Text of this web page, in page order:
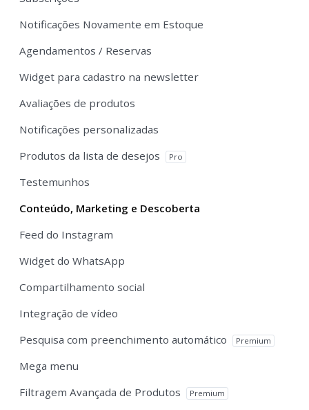
Notificações Novamente em Estoque
Agendamentos / Reservas
Widget para cadastro na newsletter
Avaliações de produtos
Notificações personalizadas
Produtos da lista de desejos
Pro
Testemunhos
Conteúdo, Marketing e Descoberta
Feed do Instagram
Widget do WhatsApp
Compartilhamento social
Integração de vídeo
Pesquisa com preenchimento automático
Premium
Mega menu
Filtragem Avançada de Produtos
Premium